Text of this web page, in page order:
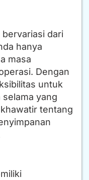
dari
hanya
masa
Dengan
untuk
yang
tentang